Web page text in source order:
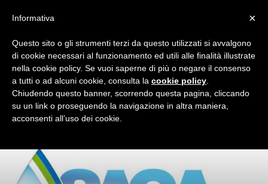
Home Esiti gare
×
Informativa
Questo sito o gli strumenti terzi da questo utilizzati si avvalgono
di cookie necessari al funzionamento ed utili alle finalità illustrate
nella cookie policy. Se vuoi saperne di più o negare il consenso
a tutti o ad alcuni cookie, consulta la cookie policy
Chiudendo questo banner, scorrendo questa pagina, cliccando
su un link o proseguendo la navigazione in altra maniera,
acconsenti all’uso dei cookie.